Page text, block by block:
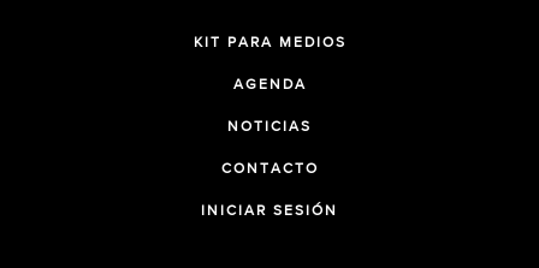
KIT PARA MEDIOS
AGENDA
NOTICIAS
CONTACTO
INICIAR SESIÓN